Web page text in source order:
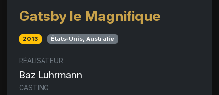
Gatsby le Magnifique
2013 États-Unis, Australie
RÉALISATEUR
Baz Luhrmann
CASTING